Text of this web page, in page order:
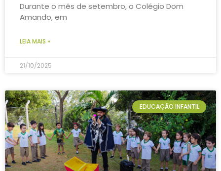
Durante o mês de setembro, o Colégio Dom
Amando, em
LEIA MAIS »
21/10/2025
EDUCAÇÃO INFANTIL